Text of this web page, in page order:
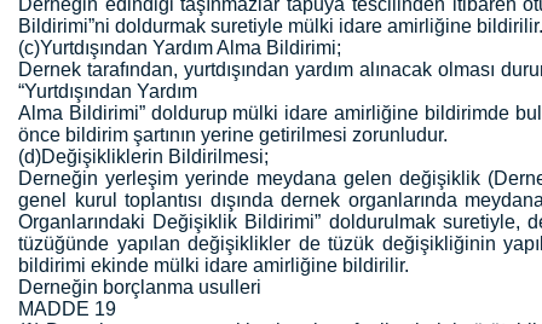
Derneğin edindiği taşınmazlar tapuya tescilinden itibaren
Bildirimi”ni doldurmak suretiyle mülki idare amirliğine bildirilir.
(c)Yurtdışından Yardım Alma Bildirimi;
Dernek tarafından, yurtdışından yardım alınacak olması
“Yurtdışından Yardım
Alma Bildirimi” doldurup mülki idare amirliğine bildirimde
önce bildirim şartının yerine getirilmesi zorunludur.
(d)Değişikliklerin Bildirilmesi;
Derneğin yerleşim yerinde meydana gelen değişiklik
genel kurul toplantısı dışında dernek organlarında
Organlarındaki Değişiklik Bildirimi” doldurulmak
tüzüğünde yapılan değişiklikler de tüzük değişikliğinin
bildirimi ekinde mülki idare amirliğine bildirilir.
Derneğin borçlanma usulleri
MADDE 19